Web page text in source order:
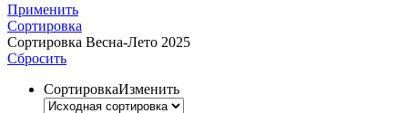
Применить
Сортировка
Сортировка Весна-Лето 2025
Сбросить
СортировкаИзменить